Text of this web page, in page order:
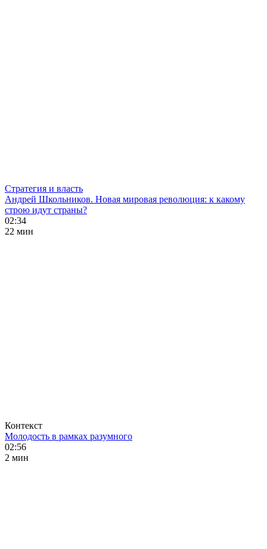
Стратегия и власть
Андрей Школьников. Новая мировая революция: к какому
строю идут страны?
02:34
22 мин
Контекст
Молодость в рамках разумного
02:56
2 мин